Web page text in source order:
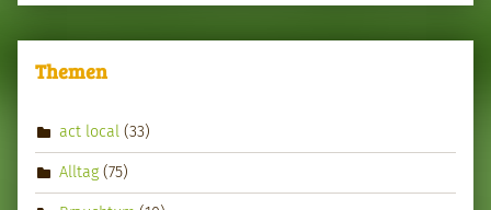
Themen
act local (33)
Alltag (75)